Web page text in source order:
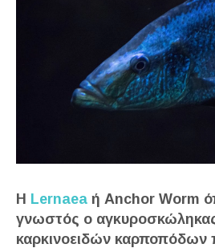
Η Lernaea ή Anchor Worm
γνωστός ο αγκυροσκώληκας
καρκινοειδών καρποπόδων